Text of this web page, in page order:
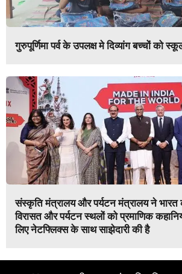
गुरुपूर्णिमा पर्व के उपलक्ष मे दिव्यांग बच्चों को
संस्कृति मंत्रालय और पर्यटन मंत्रालय ने
विरासत और पर्यटन स्थलों को प्रमाणिक
लिए नेटफ्लिक्स के साथ साझेदारी की है